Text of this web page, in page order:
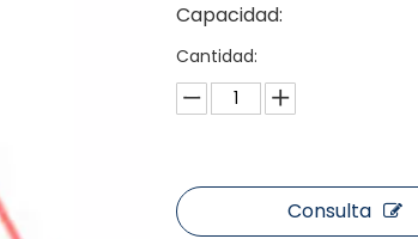
Capacidad:
Cantidad:
Consulta